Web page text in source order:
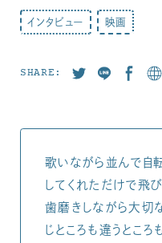
インタビュー 映画
SHARE:
歌いながら並んで自
してくれただけで飛
歯磨きしながら大切
じところも違うところ